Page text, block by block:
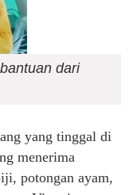
dari
yang tinggal di
menerima
potongan ayam,